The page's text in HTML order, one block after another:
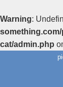
Warning:
cat/admin.php